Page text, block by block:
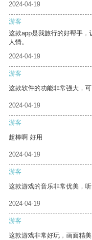
2024-04-19
游客
这款app是我旅行的好帮手
人情。
2024-04-19
游客
这款软件的功能非常强大，
2024-04-19
游客
超棒啊 好用
2024-04-19
游客
这款游戏的音乐非常优美，听
2024-04-19
游客
这款游戏非常好玩，画面精美